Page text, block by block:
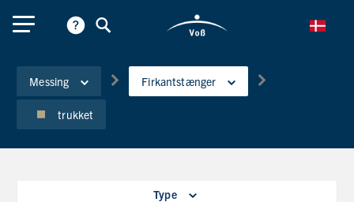
Messing Firkantstænger
trukket
Type